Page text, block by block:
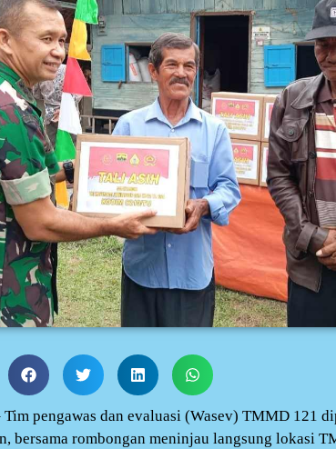
Tim pengawas dan evaluasi (Wasev) TMMD 121
bersama rombongan meninjau langsung lokasi